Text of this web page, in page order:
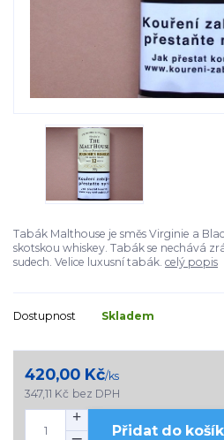
Tabák Malthouse je směs Virginie a
skotskou whiskey. Tabák se nechává
sudech. Velice luxusní tabák. celý popis
Dostupnost Skladem
420,00 Kč/ks
347,11 Kč bez DPH
Přidat do